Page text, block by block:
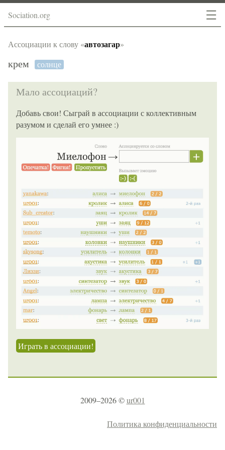
☰
Sociation.org
Ассоциации к слову «автозагар»
крем солнце
Мало ассоциаций?
Добавь свои! Сыграй в ассоциации с коллективным
разумом и сделай его умнее :)
Играть в ассоциации!
2009–2026 ©ur001
Политика конфиденциальности